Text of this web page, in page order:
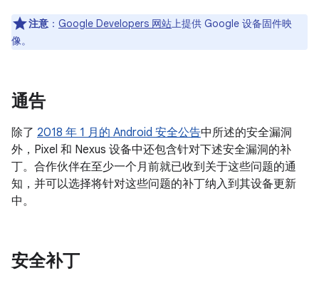
注意 ： Google Developers 网站上提供 Google 设备固件映
像。
通告
除了 2018 年 1 月的 Android 安全公告中所述的安全漏洞
外，Pixel 和 Nexus 设备中还包含针对下述安全漏洞的补
丁。合作伙伴在至少一个月前就已收到关于这些问题的通
知，并可以选择将针对这些问题的补丁纳入到其设备更新
中。
安全补丁